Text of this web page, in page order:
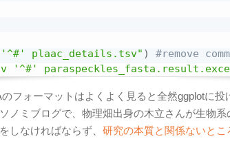
plaac_details.tsv" )
#remove
'^#'
フォーマットはよくよく見ると全然ggplotに
ノミブログで、物理畑出身の木立さんが生物
しなければならず、 研究の本質と関係ないと